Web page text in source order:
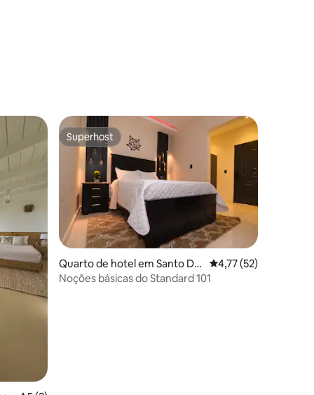
Superhost
Superhost
Quarto de hotel em Santo Do
mingo Este
Classificação média
4,77 (52)
Noções básicas do Standard 101